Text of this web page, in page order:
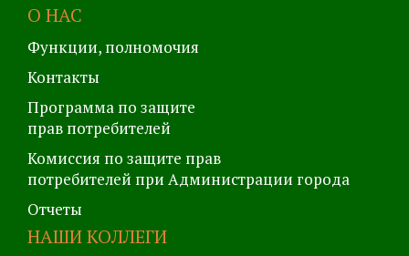
О НАС
Функции, полномочия
Контакты
Программа по защите
прав потребителей
Комиссия по защите прав
потребителей при Администрации города
Отчеты
НАШИ КОЛЛЕГИ